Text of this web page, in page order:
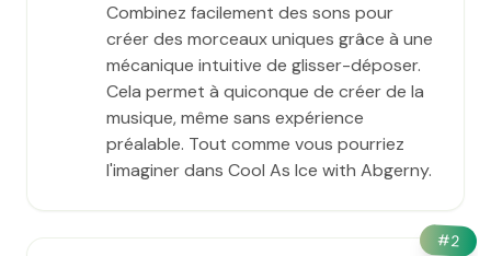
Combinez facilement des sons pour
créer des morceaux uniques grâce à une
mécanique intuitive de glisser-déposer.
Cela permet à quiconque de créer de la
musique, même sans expérience
préalable. Tout comme vous pourriez
l'imaginer dans Cool As Ice with Abgerny.
#2